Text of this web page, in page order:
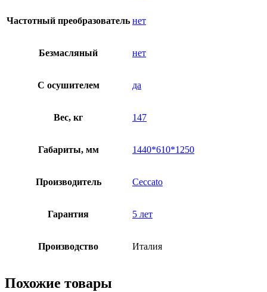
Частотный преобразователь нет
Безмасляный нет
C осушителем да
Вес, кг 147
Габариты, мм 1440*610*1250
Производитель Ceccato
Гарантия 5 лет
Производство Италия
Похожие товары